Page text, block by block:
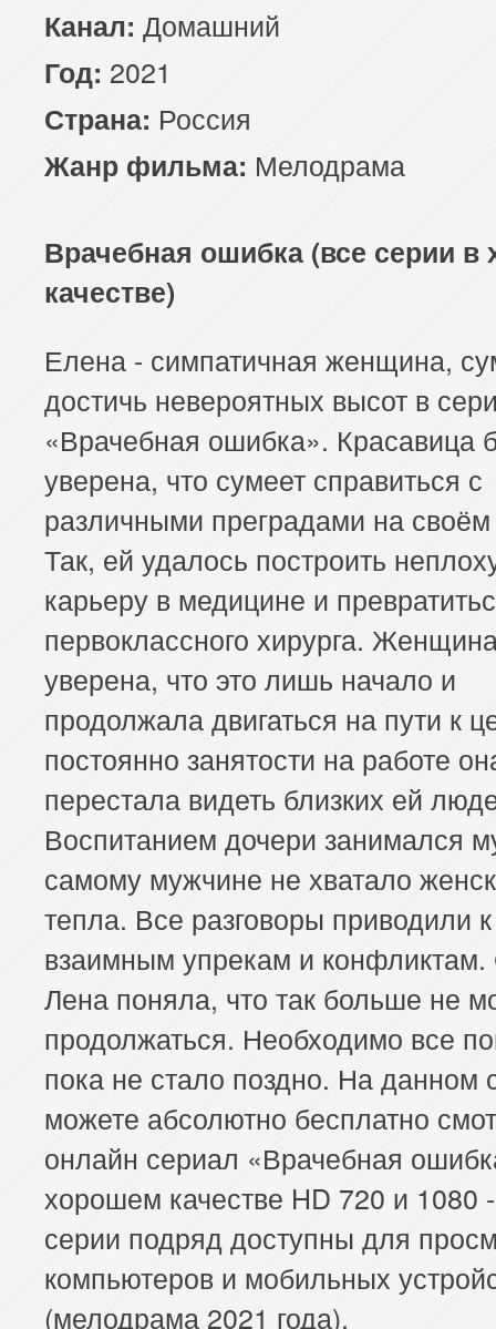
Канал: Домашний
Год: 2021
Страна: Россия
Жанр фильма: Мелодрама
Врачебная ошибка (все серии
качестве)
Елена - симпатичная женщина,
достичь невероятных высот в
«Врачебная ошибка». Красавица
уверена, что сумеет справиться с
различными преградами на своём
Так, ей удалось построить
карьеру в медицине и
первоклассного хирурга.
уверена, что это лишь начало и
продолжала двигаться на пути к
постоянно занятости на работе
перестала видеть близких ей
Воспитанием дочери занимался
самому мужчине не хватало
тепла. Все разговоры приводили к
взаимным упрекам и
Лена поняла, что так больше не
продолжаться. Необходимо все
пока не стало поздно. На данном
можете абсолютно бесплатно
онлайн сериал «Врачебная
хорошем качестве HD 720 и 1080
серии подряд доступны для
компьютеров и мобильных
(мелодрама 2021 года).